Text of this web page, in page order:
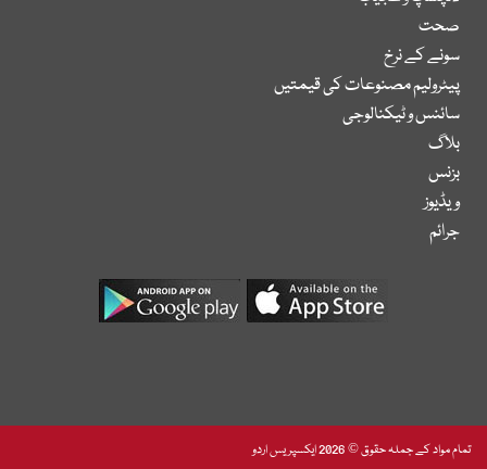
صحت
سونے کے نرخ
پیٹرولیم مصنوعات کی قیمتیں
سائنس و ٹیکنالوجی
بلاگ
بزنس
ویڈیوز
جرائم
تمام مواد کے جملہ حقوق © 2026 ایکسپریس اردو